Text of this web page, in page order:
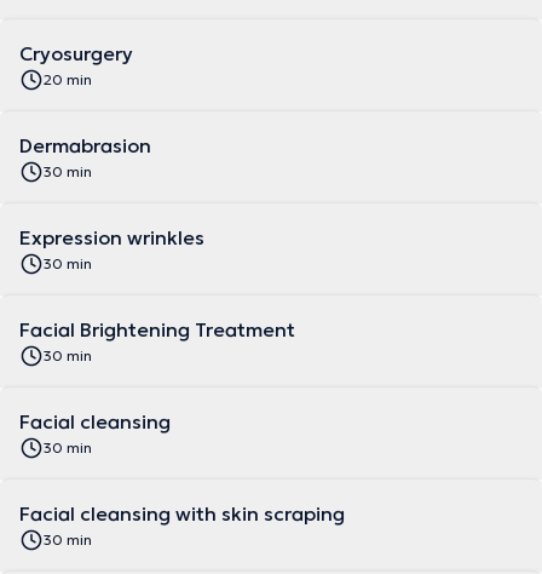
Cryosurgery
20 min
Dermabrasion
30 min
Expression wrinkles
30 min
Facial Brightening Treatment
30 min
Facial cleansing
30 min
Facial cleansing with skin scraping
30 min